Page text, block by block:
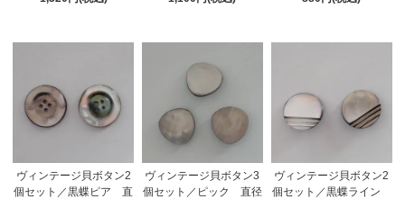
ヴィンテージ貝ボタン2
個セット／黒蝶ピア 直
ヴィンテージ貝ボタン3
個セット／ピック 直径
ヴィンテージ貝ボタン2
個セット／黒蝶ライン